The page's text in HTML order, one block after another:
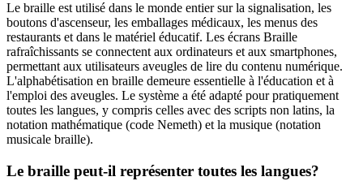
Le braille est utilisé dans le monde entier sur la signalisation, les
boutons d'ascenseur, les emballages médicaux, les menus des
restaurants et dans le matériel éducatif. Les écrans Braille
rafraîchissants se connectent aux ordinateurs et aux smartphones,
permettant aux utilisateurs aveugles de lire du contenu numérique.
L'alphabétisation en braille demeure essentielle à l'éducation et à
l'emploi des aveugles. Le système a été adapté pour pratiquement
toutes les langues, y compris celles avec des scripts non latins, la
notation mathématique (code Nemeth) et la musique (notation
musicale braille).
Le braille peut-il représenter toutes les langues?